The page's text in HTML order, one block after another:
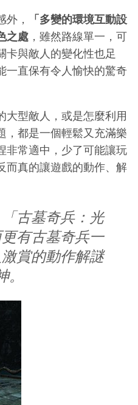
外，
「多變的環境互動設
之處 ，雖然路線單一，可
卡與敵人的變化性也足
一直保有令人愉快的驚奇
大型敵人，或是怎麼利用
，都是一個輕鬆又充滿樂
非常適中，少了可能讓玩
而真的讓遊戲的動作、解
古墓奇兵：光
有古墓奇兵一
賞的動作解謎
。